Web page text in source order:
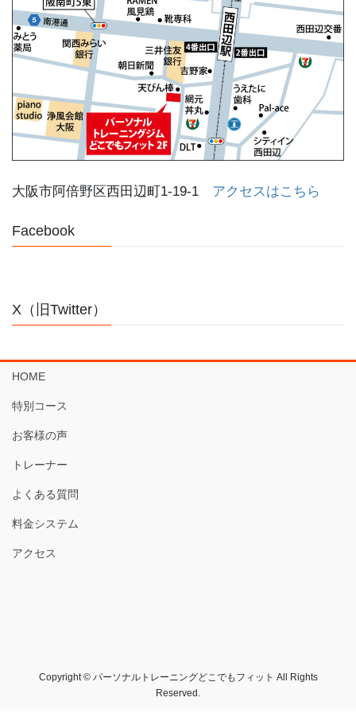
大阪市阿倍野区西田辺町1-19-1 アクセスはこちら
Facebook
X（旧Twitter）
HOME
特別コース
お客様の声
トレーナー
よくある質問
料金システム
アクセス
Copyright © パーソナルトレーニングどこでもフィット All Rights
Reserved.